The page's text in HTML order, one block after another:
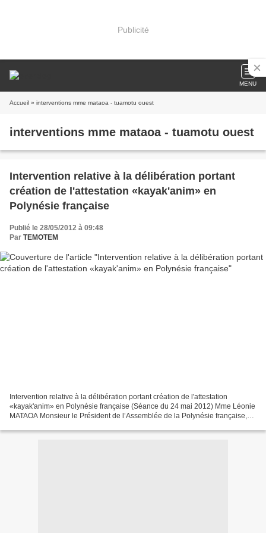
Publicité
MENU
Accueil » interventions mme mataoa - tuamotu ouest
interventions mme mataoa - tuamotu ouest
Intervention relative à la délibération portant
création de l'attestation «kayak'anim» en
Polynésie française
Publié le 28/05/2012 à 09:48
Par TEMOTEM
Intervention relative à la délibération portant création de l'attestation
«kayak'anim» en Polynésie française (Séance du 24 mai 2012) Mme Léonie
MATAOA Monsieur le Président de l’Assemblée de la Polynésie française,